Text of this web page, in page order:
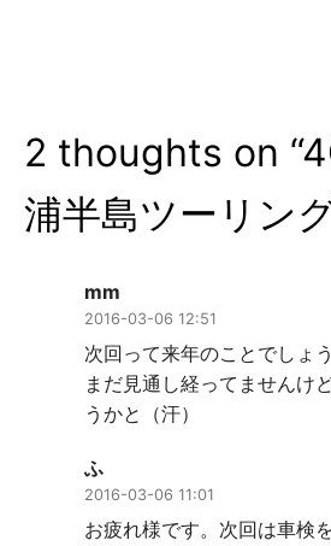
シ
ョ
2 thoughts on “
浦半島ツーリン
mm
2016-03-06 12:51
次回って来年のことでしょ
まだ見通し経ってませんけ
うかと（汗）
ふ
2016-03-06 11:01
お疲れ様です。次回は車検